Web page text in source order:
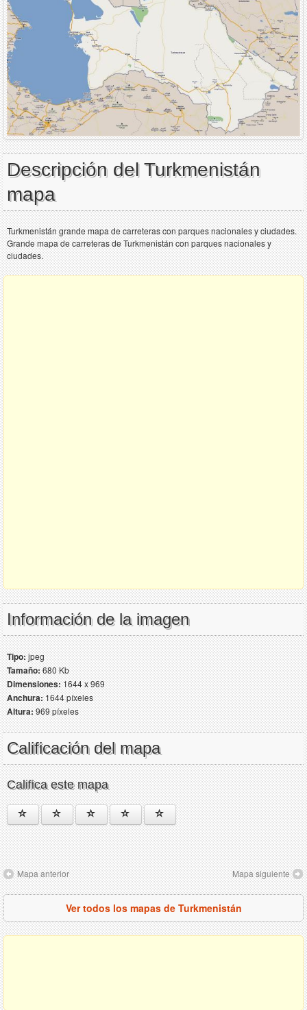
Descripción del Turkmenistán
mapa
Turkmenistán grande mapa de carreteras con parques nacionales y ciudades.
Grande mapa de carreteras de Turkmenistán con parques nacionales y
ciudades.
Información de la imagen
Tipo:jpeg
Tamaño:680 Kb
Dimensiones:1644 x 969
Anchura:1644 píxeles
Altura:969 píxeles
Calificación del mapa
Califica este mapa
Mapa anterior Mapa siguiente
Ver todos los mapas de Turkmenistán